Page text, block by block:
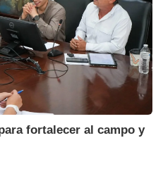
fortalecer al campo y